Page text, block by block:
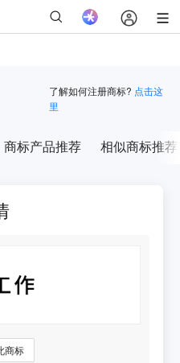
了解如何注册商标? 点击这
里
商标产品推荐 相似商标推荐
商标